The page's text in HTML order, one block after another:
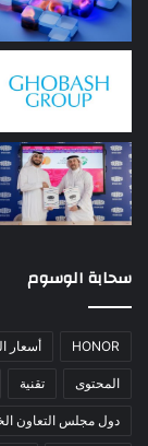
سحابة الوسوم
HONOR أسعار
المحتوى تقنية
دول مجلس التعاون